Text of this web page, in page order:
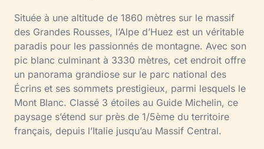
Située à une altitude de 1860 mètres sur le massif
des Grandes Rousses, l’Alpe d’Huez est un véritable
paradis pour les passionnés de montagne. Avec son
pic blanc culminant à 3330 mètres, cet endroit offre
un panorama grandiose sur le parc national des
Écrins et ses sommets prestigieux, parmi lesquels le
Mont Blanc. Classé 3 étoiles au Guide Michelin, ce
paysage s’étend sur près de 1/5ème du territoire
français, depuis l’Italie jusqu’au Massif Central.